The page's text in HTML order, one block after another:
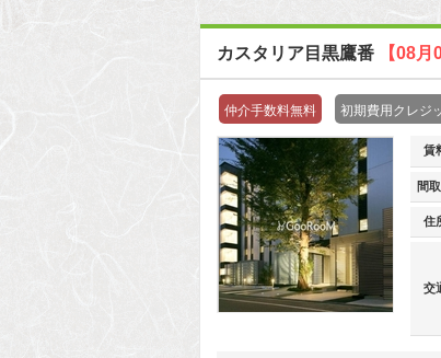
カスタリア目黒鷹番 【08月
仲介手数料無料 初期費用クレジ
賃
間
住
交